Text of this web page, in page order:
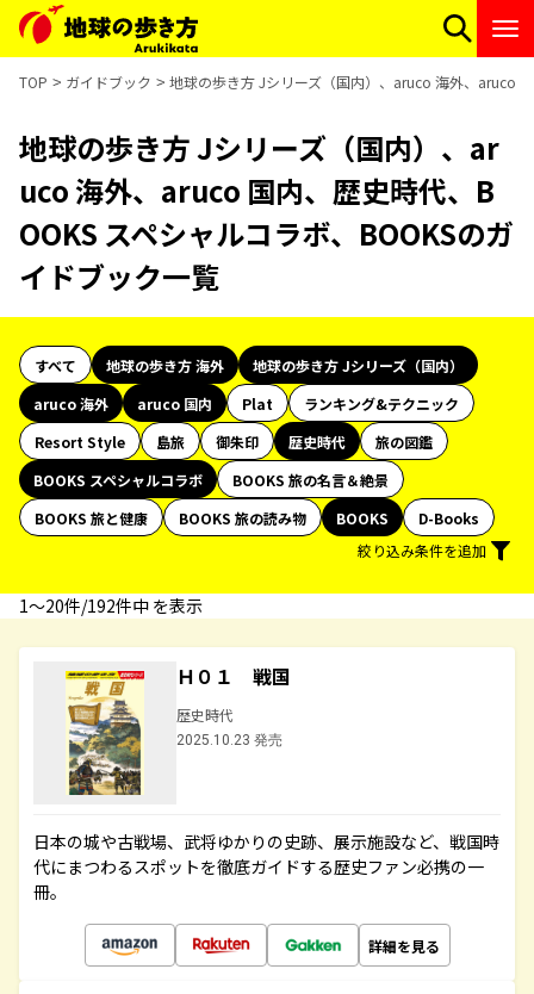
TOP ガイドブック 地球の歩き方 Jシリーズ（国内）、aruco 海外、aruco
地球の歩き方 Jシリーズ（国内）、ar
uco 海外、aruco 国内、歴史時代、B
OOKS スペシャルコラボ、BOOKSのガ
イドブック一覧
すべて 地球の歩き方 海外
地球の歩き方 Jシリーズ（国内）
aruco 海外
aruco 国内 Plat
ランキング&テクニック
Resort Style
島旅 御朱印 歴史時代
旅の図鑑
BOOKS スペシャルコラボ
BOOKS 旅の名言＆絶景
BOOKS 旅と健康
BOOKS 旅の読み物 BOOKS
D-Books
絞り込み条件を追加
1〜20件/192件中 を表示
Ｈ０１ 戦国
歴史時代
2025.10.23 発売
日本の城や古戦場、武将ゆかりの史跡、展示施設など、戦国時
代にまつわるスポットを徹底ガイドする歴史ファン必携の一
冊。
詳細を見る